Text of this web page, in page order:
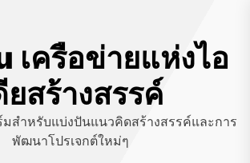
เครือข่ายแห่งไอ
ยสร้างสรรค์
สำหรับแบ่งปันแนวคิดสร้างสรรค์และการ
พัฒนาโปรเจกต์ใหม่ๆ